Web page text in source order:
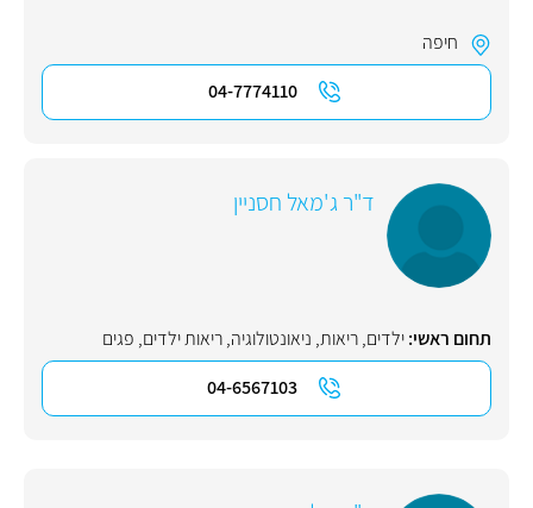
חיפה
04-7774110
ד"ר ג'מאל חסניין
תחום ראשי:ילדים,ריאות, ניאונטולוגיה,ריאות ילדים, פגים
04-6567103